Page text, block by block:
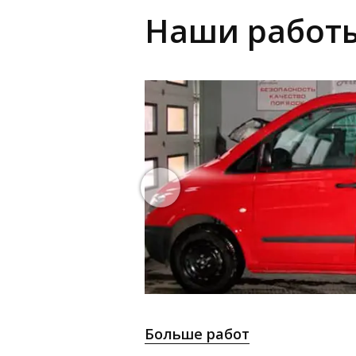
Наши
Больше работ